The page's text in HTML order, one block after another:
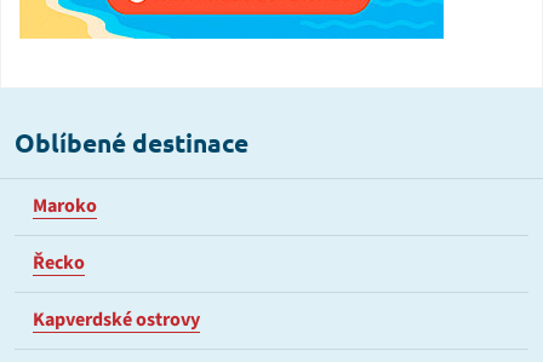
Oblíbené destinace
Maroko
Řecko
Kapverdské ostrovy